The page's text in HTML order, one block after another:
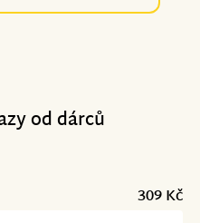
od dárců
309 Kč